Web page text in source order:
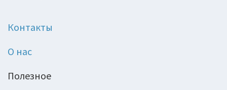
Контакты
О нас
Полезное